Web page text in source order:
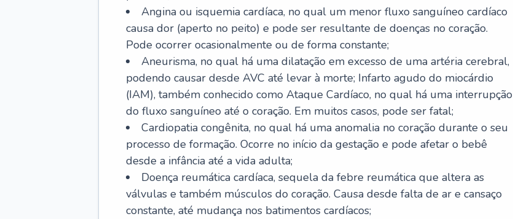
Angina ou isquemia cardíaca, no qual um menor fluxo sanguíneo cardíaco
causa dor (aperto no peito) e pode ser resultante de doenças no coração.
Pode ocorrer ocasionalmente ou de forma constante;
Aneurisma, no qual há uma dilatação em excesso de uma artéria cerebral,
podendo causar desde AVC até levar à morte; Infarto agudo do miocárdio
(IAM), também conhecido como Ataque Cardíaco, no qual há uma interrupção
do fluxo sanguíneo até o coração. Em muitos casos, pode ser fatal;
Cardiopatia congênita, no qual há uma anomalia no coração durante o seu
processo de formação. Ocorre no início da gestação e pode afetar o bebê
desde a infância até a vida adulta;
Doença reumática cardíaca, sequela da febre reumática que altera as
válvulas e também músculos do coração. Causa desde falta de ar e cansaço
constante, até mudança nos batimentos cardíacos;